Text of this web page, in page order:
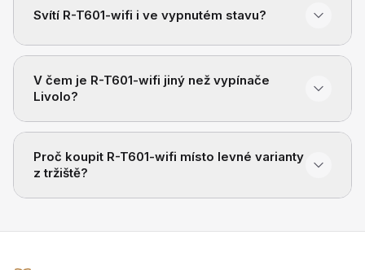
Svítí R-T601-wifi i ve vypnutém stavu?
V čem je R-T601-wifi jiný než vypínače
Livolo?
Proč koupit R-T601-wifi místo levné varianty
z tržiště?